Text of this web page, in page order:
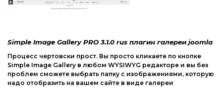
Web-Мастеру
Simple Image Gallery PRO 3.1.0 rus плагин галереи joomla
Процесс чертовски прост. Вы просто кликаете по кнопке
Simple Image Gallery в любом WYSIWYG редакторе и вы без
проблем сможете выбрать папку с изображениями, которую
надо отобразить на вашем сайте в виде галереи